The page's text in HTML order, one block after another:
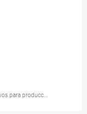
para producc...